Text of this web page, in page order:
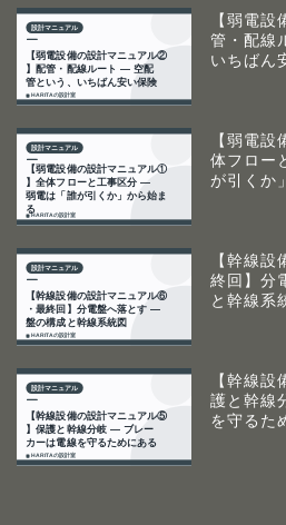
【弱電
管・配線
いちばん
【弱電
体フロー
が引くか
【幹線
終回】分
と幹線系
【幹線
護と幹線
を守るた